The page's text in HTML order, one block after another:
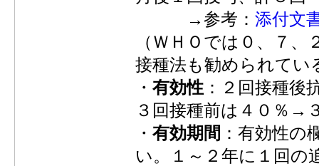
→参考： 添付文
（ＷＨＯでは０、７
接種法も勧められてい
・ 有効性 ：２回接種
３回接種前は４０％→
・ 有効期間 ：有効性の
い。１～２年に１回の